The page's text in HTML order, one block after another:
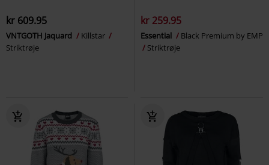
kr 609.95
VNTGOTH Jaquard
Killstar
Striktrøje
kr 259.95
Essential
Black Premium by EMP
Striktrøje